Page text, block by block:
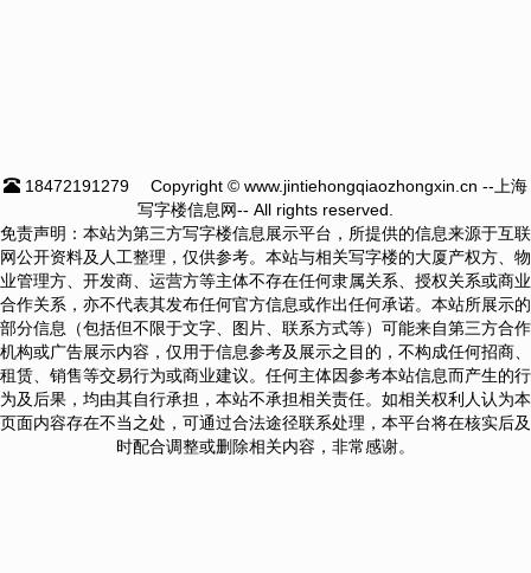
18472191279
Copyright © www.jintiehongqiaozhongxin.cn --上海
写字楼信息网-- All rights reserved.
免责声明：本站为第三方写字楼信息展示平台，所提供的信息来源于互联
网公开资料及人工整理，仅供参考。本站与相关写字楼的大厦产权方、物
业管理方、开发商、运营方等主体不存在任何隶属关系、授权关系或商业
合作关系，亦不代表其发布任何官方信息或作出任何承诺。本站所展示的
部分信息（包括但不限于文字、图片、联系方式等）可能来自第三方合作
机构或广告展示内容，仅用于信息参考及展示之目的，不构成任何招商、
租赁、销售等交易行为或商业建议。任何主体因参考本站信息而产生的行
为及后果，均由其自行承担，本站不承担相关责任。如相关权利人认为本
页面内容存在不当之处，可通过合法途径联系处理，本平台将在核实后及
时配合调整或删除相关内容，非常感谢。